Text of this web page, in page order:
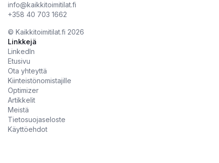
info@kaikkitoimitilat.fi
+358 40 703 1662
©️ Kaikkitoimitilat.fi 2026
Linkkejä
LinkedIn
Etusivu
Ota yhteyttä
Kiinteistönomistajille
Optimizer
Artikkelit
Meistä
Tietosuojaseloste
Käyttöehdot